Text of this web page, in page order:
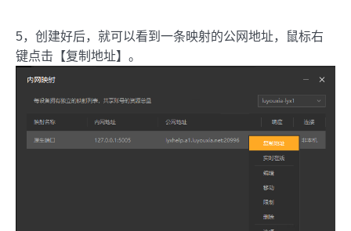
5，创建好后，就可以看到一条映射的公网地址，鼠标右
键点击【复制地址】。